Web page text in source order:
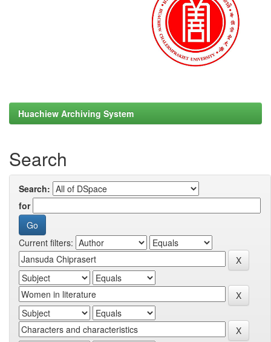
Huachiew Archiving System
Search
Search:
for
Current filters: